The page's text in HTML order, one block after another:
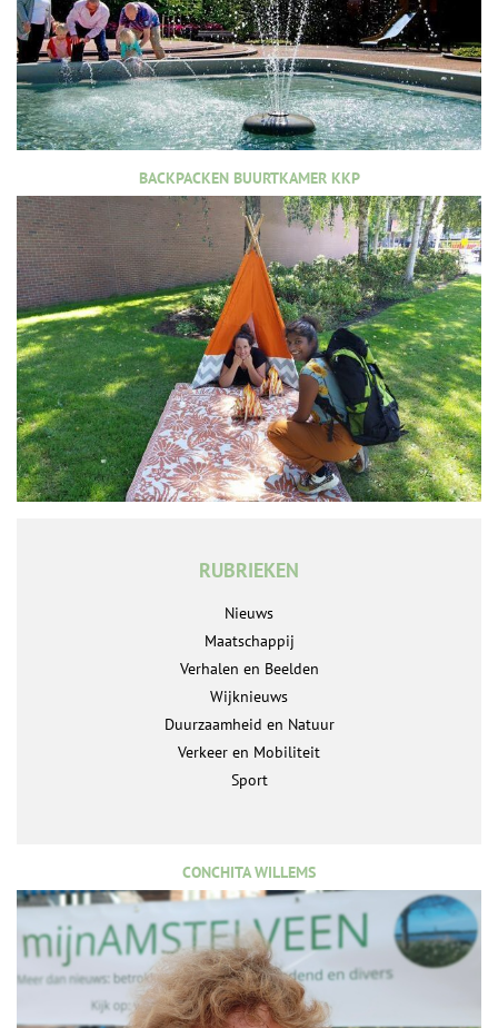
BACKPACKEN BUURTKAMER KKP
RUBRIEKEN
Nieuws
Maatschappij
Verhalen en Beelden
Wijknieuws
Duurzaamheid en Natuur
Verkeer en Mobiliteit
Sport
CONCHITA WILLEMS